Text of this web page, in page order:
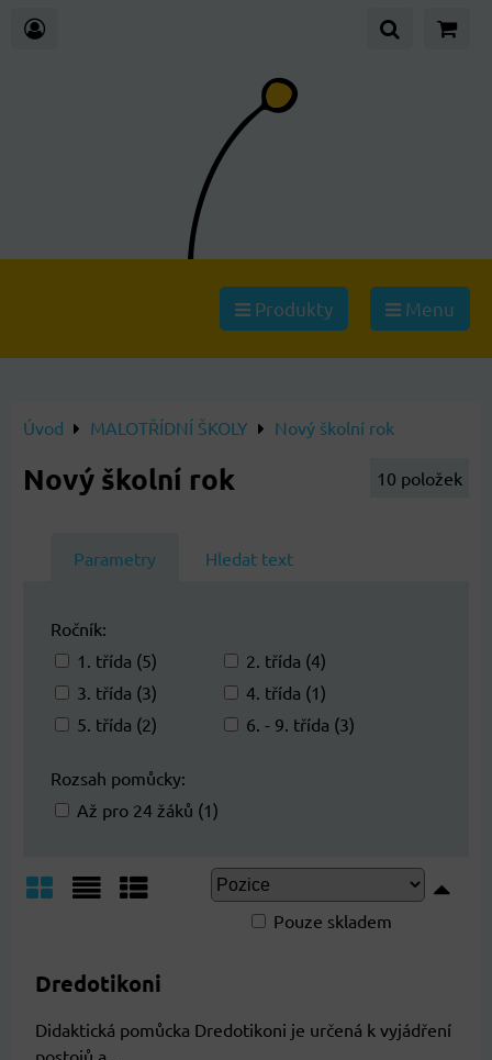
Produkty Menu
Úvod MALOTŘÍDNÍ ŠKOLY Nový školní rok
Nový školní rok 10 položek
Parametry Hledat text
Ročník:
1. třída (5)
2. třída (4)
3. třída (3)
4. třída (1)
5. třída (2)
6. - 9. třída (3)
Rozsah pomůcky:
Až pro 24 žáků (1)
Pouze skladem
Dredotikoni
Didaktická pomůcka Dredotikoni je určená k vyjádření
postojů a...